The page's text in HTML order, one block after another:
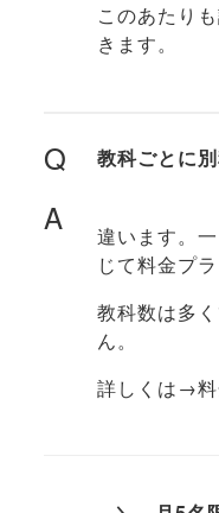
このあたり
きます。
Q 教科ごとに
A
違います。
じて料金プ
教科数は多
ん。
詳しくは→料